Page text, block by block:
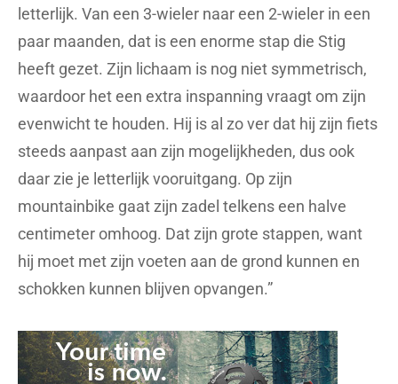
letterlijk. Van een 3-wieler naar een 2-wieler in een
paar maanden, dat is een enorme stap die Stig
heeft gezet. Zijn lichaam is nog niet symmetrisch,
waardoor het een extra inspanning vraagt om zijn
evenwicht te houden. Hij is al zo ver dat hij zijn fiets
steeds aanpast aan zijn mogelijkheden, dus ook
daar zie je letterlijk vooruitgang. Op zijn
mountainbike gaat zijn zadel telkens een halve
centimeter omhoog. Dat zijn grote stappen, want
hij moet met zijn voeten aan de grond kunnen en
schokken kunnen blijven opvangen.”